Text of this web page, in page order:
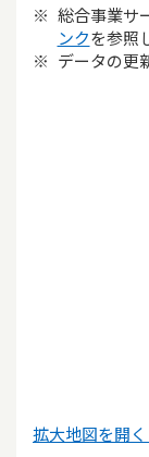
総合事業サ
ンクを参照
データの更
拡大地図を開